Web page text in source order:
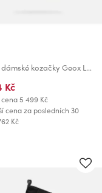
Černé dámské kozačky Geox Larysse
Kč
5 499 Kč
cena za posledních 30
Kč